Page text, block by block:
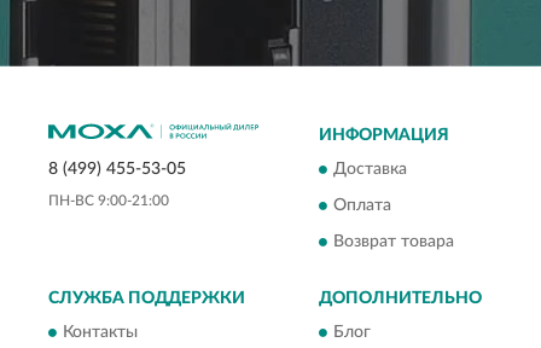
8 (499) 455-53-05
ПН-ВС 9:00-21:00
ИНФОРМАЦИЯ
Доставка
Оплата
Возврат товара
СЛУЖБА ПОДДЕРЖКИ
Контакты
ДОПОЛНИТЕЛЬНО
Блог